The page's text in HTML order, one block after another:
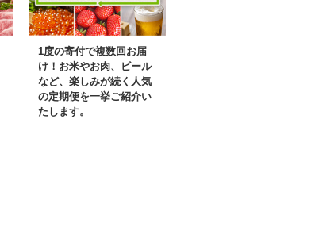
1度の寄付で複数回お届
け！お米やお肉、ビール
など、楽しみが続く人気
の定期便を一挙ご紹介い
たします。